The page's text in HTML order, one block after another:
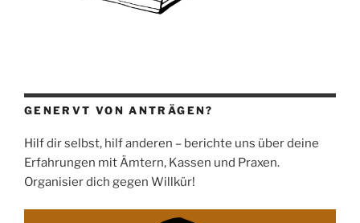
GENERVT VON ANTRÄGEN?
Hilf dir selbst, hilf anderen – berichte uns über deine
Erfahrungen mit Ämtern, Kassen und Praxen.
Organisier dich gegen Willkür!